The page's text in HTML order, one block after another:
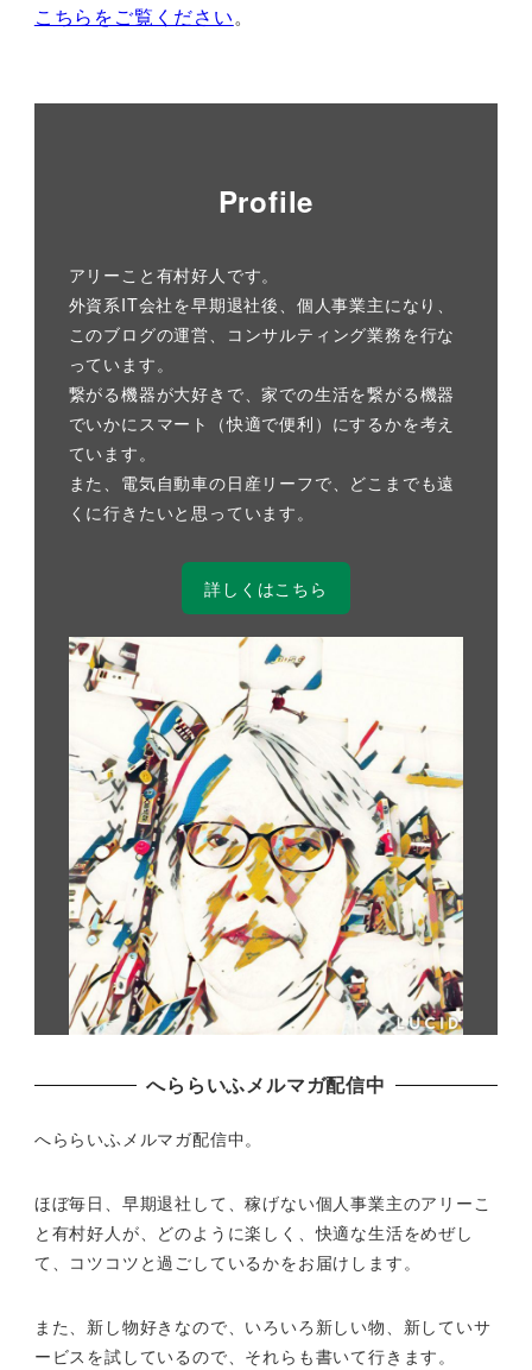
こちらをご覧ください。
Profile
アリーこと有村好人です。
外資系IT会社を早期退社後、個人事業主になり、
このブログの運営、コンサルティング業務を行な
っています。
繋がる機器が大好きで、家での生活を繋がる機器
でいかにスマート（快適で便利）にするかを考え
ています。
また、電気自動車の日産リーフで、どこまでも遠
くに行きたいと思っています。
詳しくはこちら
へららいふメルマガ配信中
へららいふメルマガ配信中。
ほぼ毎日、早期退社して、稼げない個人事業主のアリーこ
と有村好人が、どのように楽しく、快適な生活をめぜし
て、 コツコツと過ごしているかをお届けします。
また、新し物好きなので、いろいろ新しい物、 新していサ
ービスを試しているので、それらも書いて行きます。